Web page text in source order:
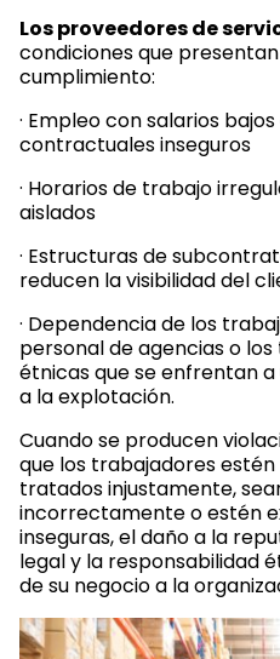
Los proveedores de
condiciones que
cumplimiento:
· Empleo con salarios
contractuales inseguros
· Horarios de trabajo
aislados
· Estructuras de
reducen la visibilidad del
· Dependencia de los
personal de agencias o
étnicas que se enfrentan
a la explotación.
Cuando se producen
que los trabajadores
tratados injustamente,
incorrectamente o estén
inseguras, el daño a la
legal y la responsabilidad
de su negocio a la